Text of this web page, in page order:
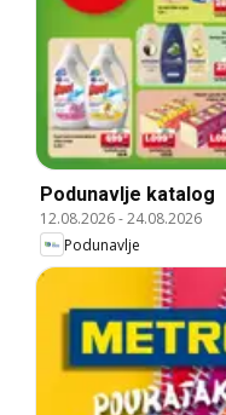
Podunavlje katalog
12.08.2026-24.08.2026
Podunavlje